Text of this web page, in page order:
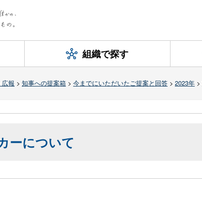
組織で探す
広報 > 知事への提案箱 > 今までにいただいたご提案と回答 > 2023年 >
ーについて